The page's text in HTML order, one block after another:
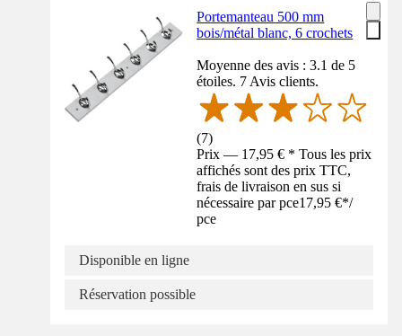
Portemanteau 500 mm
bois/métal blanc, 6 crochets
Moyenne des avis : 3.1 de 5
étoiles. 7 Avis clients.
(7)
Prix — 17,95 € * Tous les prix
affichés sont des prix TTC,
frais de livraison en sus si
nécessaire par pce17,95 €*/
pce
Disponible en ligne
Réservation possible